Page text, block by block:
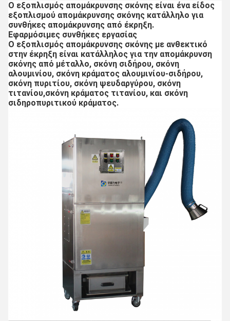
Ο εξοπλισμός απομάκρυνσης σκόνης είναι ένα είδος
εξοπλισμού απομάκρυνσης σκόνης κατάλληλο για
συνθήκες απομάκρυνσης από έκρηξη.
Εφαρμόσιμες συνθήκες εργασίας
Ο εξοπλισμός απομάκρυνσης σκόνης με ανθεκτικό
στην έκρηξη είναι κατάλληλος για την απομάκρυνση
σκόνης από μέταλλο, σκόνη σιδήρου, σκόνη
αλουμινίου, σκόνη κράματος αλουμινίου-σιδήρου,
σκόνη πυριτίου, σκόνη ψευδαργύρου, σκόνη
τιτανίου,σκόνη κράματος τιτανίου, και σκόνη
σιδηροπυριτικού κράματος.